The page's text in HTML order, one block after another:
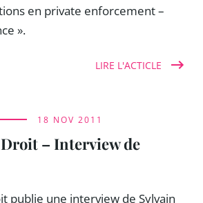
en private enforcement –
».
LIRE L'ACTICLE
18 NOV 2011
– Interview de
publie une interview de Sylvain